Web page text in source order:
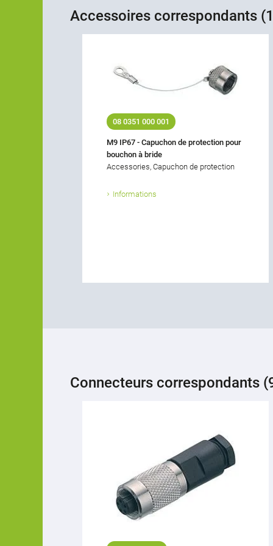
Accessoires correspondants
08 0351 000 001
M9 IP67 - Capuchon de protection pour
bouchon à bride
Accessories, Capuchon de protection
Informations
Connecteurs correspondants